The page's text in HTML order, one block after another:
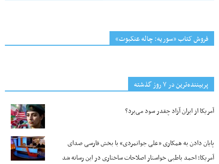
فروش کتاب «سوریه: چاله عنکبوت»
پربیننده‌ترین‌ در ۷ روز گذشته
آمریکا از ایران آزاد چقدر سود می‌برد؟
پایان دادن به همکاری «علی جوانمردی» با بخش فارسی صدای
آمریکا؛ احمد باطبی خواستار اصلاحات ساختاری در این رسانه شد